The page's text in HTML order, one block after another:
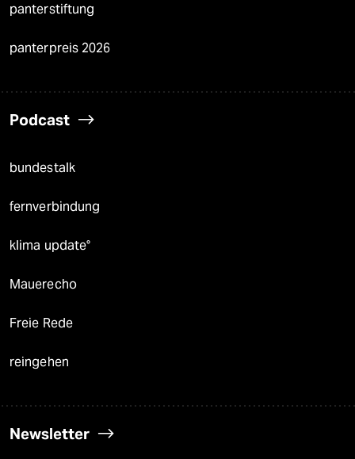
panterstiftung
panterpreis 2026
Podcast
bundestalk
fernverbindung
klima update°
Mauerecho
Freie Rede
reingehen
Newsletter